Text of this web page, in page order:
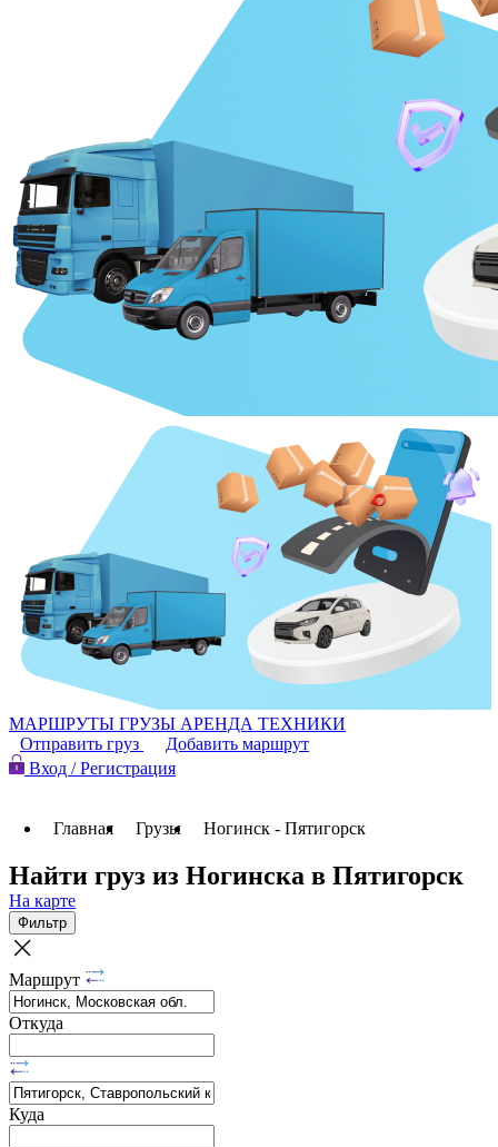
МАРШРУТЫ ГРУЗЫ АРЕНДА ТЕХНИКИ
Отправить груз
Добавить маршрут
Вход / Регистрация
Главная Грузы Ногинск - Пятигорск
Найти груз из Ногинска в Пятигорск
На карте
Фильтр
Маршрут
Откуда
Куда